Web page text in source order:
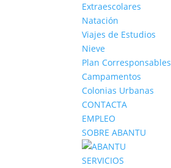
Extraescolares
Natación
Viajes de Estudios
Nieve
Plan Corresponsables
Campamentos
Colonias Urbanas
CONTACTA
EMPLEO
SOBRE ABANTU
SERVICIOS